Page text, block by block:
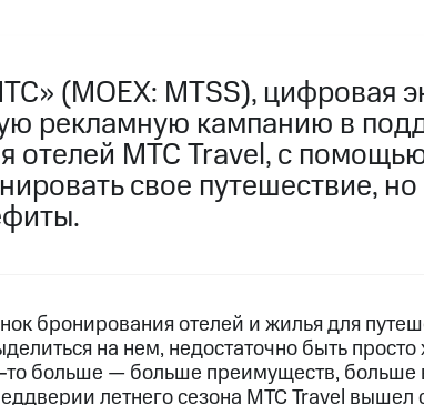
(MOEX: MTSS), цифровая
рекламную кампанию в
отелей МТС Travel, с
свое путешествие, но
бронирования отелей и жилья для
на нем, недостаточно быть
то больше — больше преимуществ,
летнего сезона МТС Travel вышел